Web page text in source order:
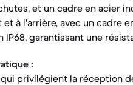
et un cadre en acier
et à l'arrière, avec un cadre
garantissant une
:
privilégient la réception